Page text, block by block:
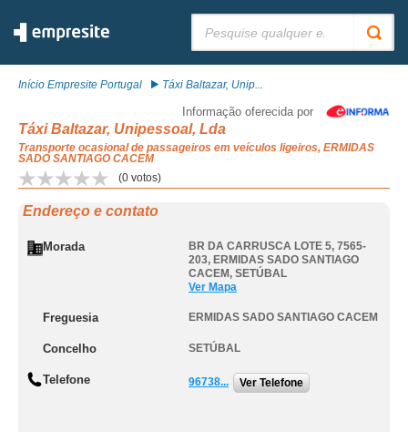
Início Empresite Portugal Táxi Baltazar, Unip...
Informação oferecida por
Táxi Baltazar, Unipessoal, Lda
Transporte ocasional de passageiros em veículos ligeiros, ERMIDAS
SADO SANTIAGO CACEM
(0 votos)
Endereço e contato
Morada
BR DA CARRUSCA LOTE 5, 7565-
203, ERMIDAS SADO SANTIAGO
CACEM , SETÚBAL
Ver Mapa
Freguesia ERMIDAS SADO SANTIAGO CACEM
Concelho SETÚBAL
Telefone 96738... Ver Telefone